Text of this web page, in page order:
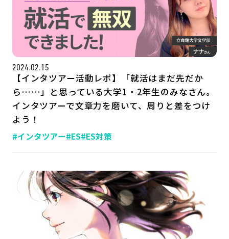
公式SNSはこちら
2024.02.15
【インタツアー活動レポ】「就活はまだ先だか
ら……」と思っている大学1・2年生のみなさん。
インタツアーで文章力を磨いて、周りと差をつけ
よう！
#インタツアー#ES#ES対策